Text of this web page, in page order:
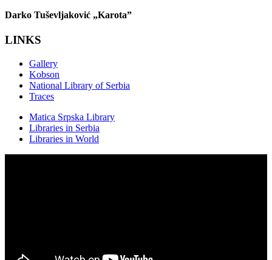
Darko Tuševljaković „Karota”
LINKS
Gallery
Kobson
National Library of Serbia
Traces
Matica Srpska Library
Libraries in Serbia
Libraries in World